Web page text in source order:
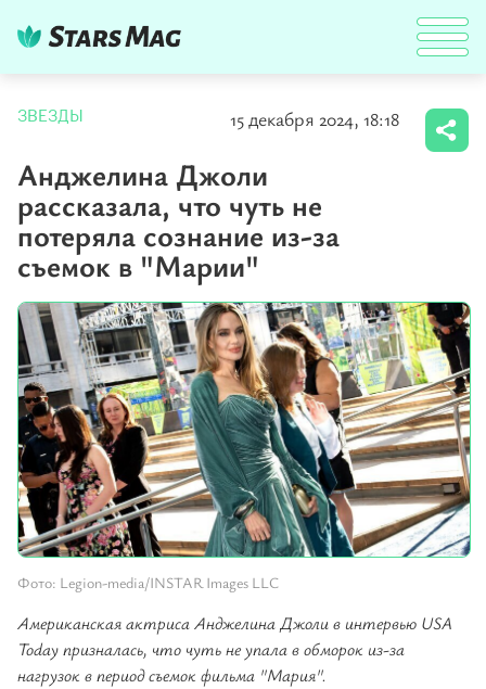
ЗВЕЗДЫ 15 декабря 2024, 18:18
Анджелина Джоли
рассказала, что чуть не
потеряла сознание из-за
съемок в "Марии"
Фото: Legion-media/INSTAR Images LLC
Американская актриса Анджелина Джоли в интервью USA
Today призналась, что чуть не упала в обморок из-за
нагрузок в период съемок фильма "Мария".